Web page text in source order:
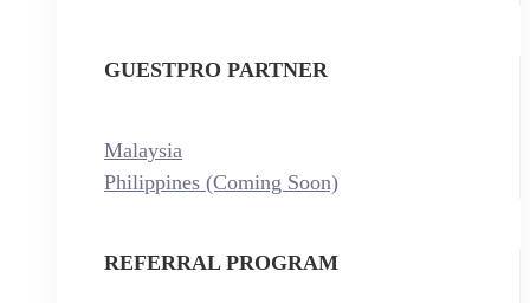
GUESTPRO PARTNER
Malaysia
Philippines (Coming Soon)
REFERRAL PROGRAM